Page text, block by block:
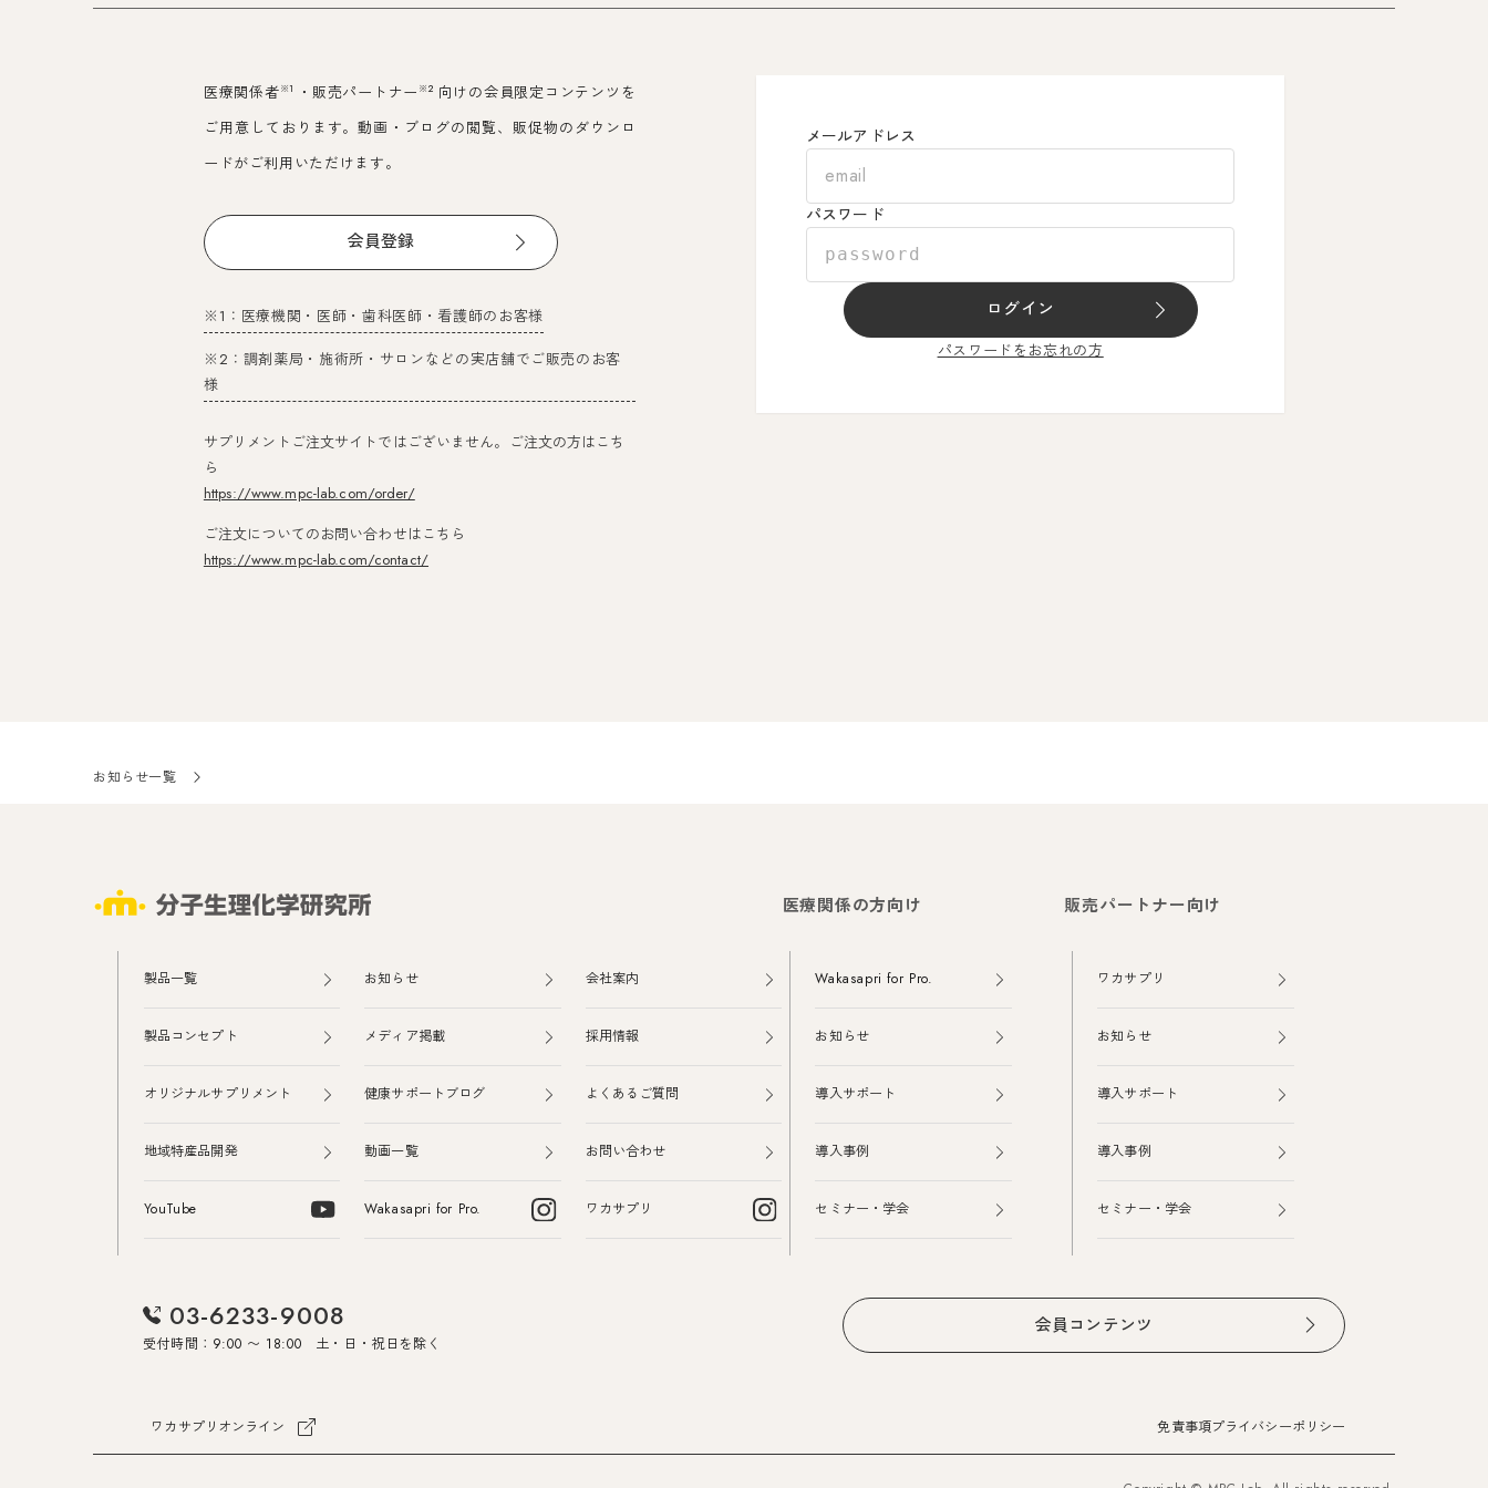
医療関係者※1 ・販売パートナー ※2 向けの会員限定コンテンツを
ご用意しております。動画・ブログの閲覧、販促物のダウンロ
ードがご利用いただけます。
会員登録
※1：医療機関・医師・歯科医師・看護師のお客様
※2：調剤薬局・施術所・サロンなどの実店舗でご販売のお客
様
サプリメントご注文サイトではございません。ご注文の方はこち
ら
https://www.mpc-lab.com/order/
ご注文についてのお問い合わせはこちら
https://www.mpc-lab.com/contact/
メールアドレス
パスワード
ログイン
パスワードをお忘れの方
お知らせ一覧
製品一覧
製品コンセプト
オリジナルサプリメント
地域特産品開発
YouTube
お知らせ
メディア掲載
健康サポートブログ
動画一覧
Wakasapri for Pro.
会社案内
採用情報
よくあるご質問
お問い合わせ
ワカサプリ
医療関係の方向け
Wakasapri for Pro.
お知らせ
導入サポート
導入事例
セミナー・学会
販売パートナー向け
ワカサプリ
お知らせ
導入サポート
導入事例
セミナー・学会
03-6233-9008
受付時間：9:00 〜 18:00 土・日・祝日を除く
会員コンテンツ
ワカサプリオンライン 免責事項プライバシーポリシー